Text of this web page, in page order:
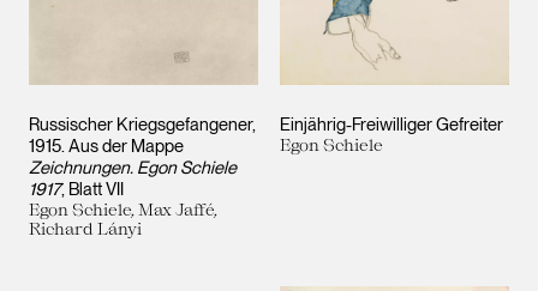
Russischer Kriegsgefangener,
1915. Aus der Mappe
Zeichnungen. Egon Schiele
1917, Blatt VII
Egon Schiele, Max Jaffé,
Richard Lányi
Einjährig-Freiwilliger Gefreiter
Egon Schiele